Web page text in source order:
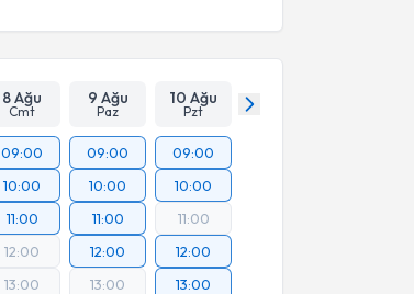
8 Ağu
Cmt
9 Ağu
Paz
10 Ağu
Pzt
09:00
10:00
11:00
12:00
13:00
09:00
10:00
11:00
12:00
13:00
09:00
10:00
11:00
12:00
13:00